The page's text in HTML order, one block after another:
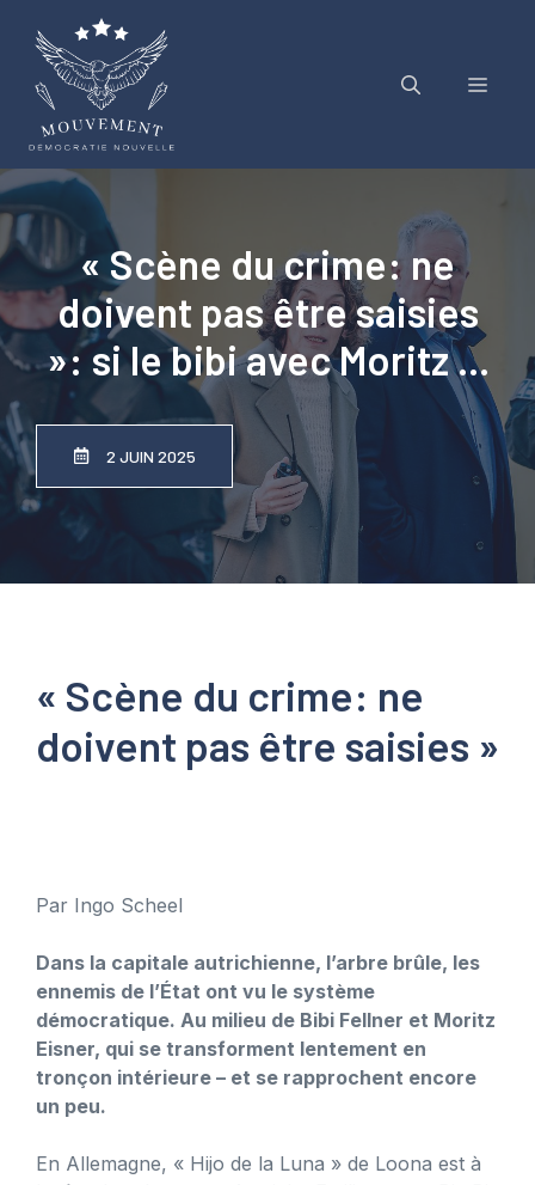
contenu
Menu
« Scène du crime: ne
doivent pas être saisies
»: si le bibi avec Moritz …
2 JUIN 2025
« Scène du crime: ne
doivent pas être saisies »
Par Ingo Scheel
Dans la capitale autrichienne, l’arbre brûle, les
ennemis de l’État ont vu le système
démocratique. Au milieu de Bibi Fellner et Moritz
Eisner, qui se transforment lentement en
tronçon intérieure – et se rapprochent encore
un peu.
En Allemagne, « Hijo de la Luna » de Loona est à